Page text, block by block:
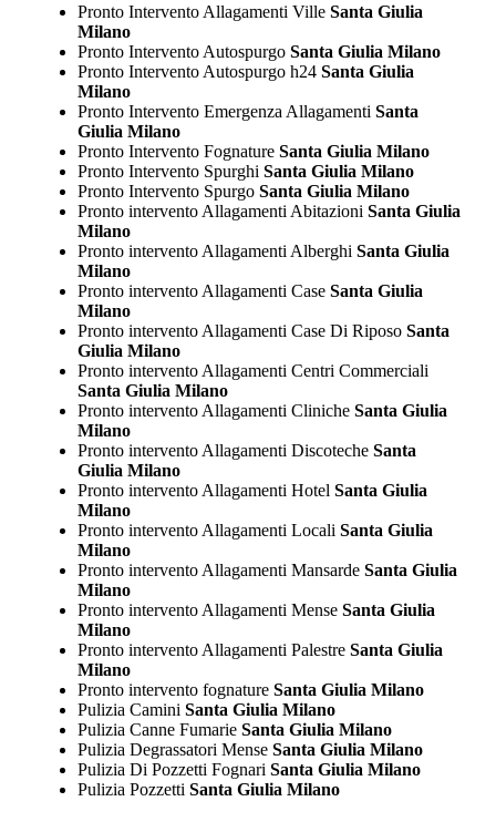
Pronto Intervento Allagamenti VilleSanta Giulia
Milano
Pronto Intervento AutospurgoSanta Giulia Milano
Pronto Intervento Autospurgo h24Santa Giulia
Milano
Pronto Intervento Emergenza Allagamenti Santa
Giulia Milano
Pronto Intervento FognatureSanta Giulia Milano
Pronto Intervento Spurghi Santa Giulia Milano
Pronto Intervento SpurgoSanta Giulia Milano
Pronto intervento Allagamenti Abitazioni Santa Giulia
Milano
Pronto intervento Allagamenti Alberghi Santa Giulia
Milano
Pronto intervento Allagamenti CaseSanta Giulia
Milano
Pronto intervento Allagamenti Case Di RiposoSanta
Giulia Milano
Pronto intervento Allagamenti Centri Commerciali
Santa Giulia Milano
Pronto intervento Allagamenti ClinicheSanta Giulia
Milano
Pronto intervento Allagamenti DiscotecheSanta
Giulia Milano
Pronto intervento Allagamenti Hotel Santa Giulia
Milano
Pronto intervento Allagamenti Locali Santa Giulia
Milano
Pronto intervento Allagamenti MansardeSanta Giulia
Milano
Pronto intervento Allagamenti MenseSanta Giulia
Milano
Pronto intervento Allagamenti PalestreSanta Giulia
Milano
Pronto intervento fognatureSanta Giulia Milano
Pulizia Camini Santa Giulia Milano
Pulizia Canne FumarieSanta Giulia Milano
Pulizia Degrassatori MenseSanta Giulia Milano
Pulizia Di Pozzetti Fognari Santa Giulia Milano
Pulizia Pozzetti Santa Giulia Milano